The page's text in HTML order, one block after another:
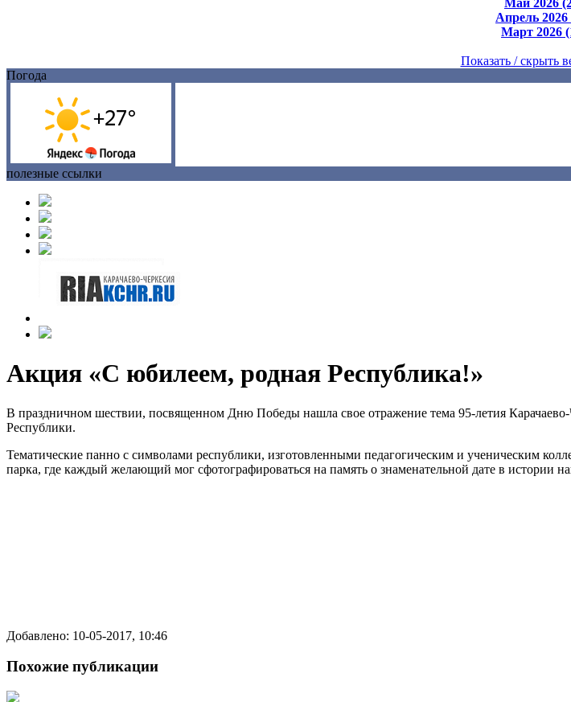
Апрель 2026
Март 2026
Показать / скрыть
Погода
полезные ссылки
Акция «С юбилеем, родная Республика!»
В праздничном шествии, посвященном Дню Победы нашла свое отражение тема 95-летия Карачаево-
Республики.
Тематические панно с символами республики, изготовленными педагогическим и ученическим
парка, где каждый желающий мог сфотографироваться на память о знаменательной дате в истории
Добавлено: 10-05-2017, 10:46
Похожие публикации